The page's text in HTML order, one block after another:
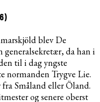
blev De
generalsekretær, da han i
til i dag yngste
normanden Trygve Lie.
Småland eller Öland.
og senere oberst